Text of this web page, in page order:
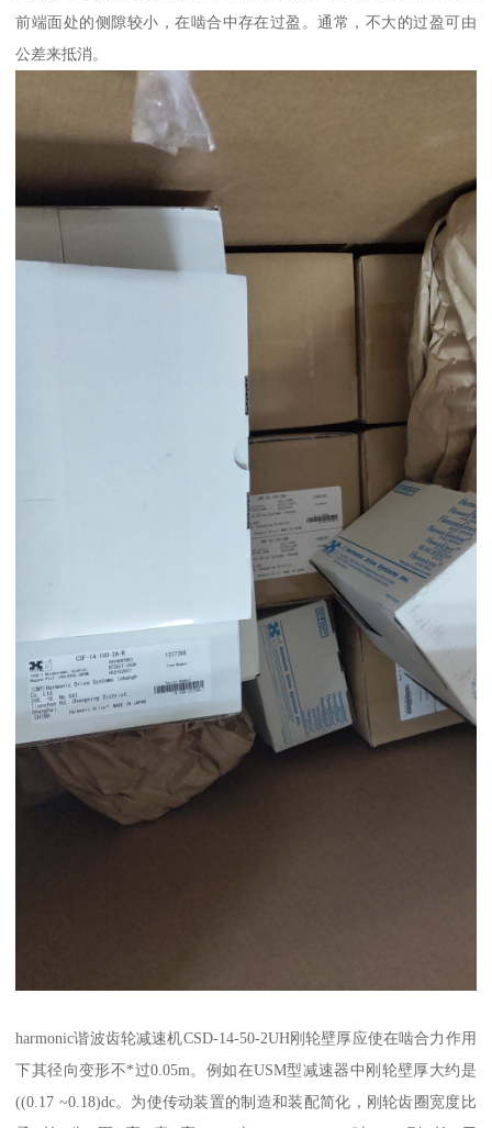
前端面处的侧隙较小，在啮合中存在过盈。通常，不大的过盈可由
公差来抵消。
harmonic谐波齿轮减速机CSD-14-50-2UH刚轮壁厚应使在啮合力作用
下其径向变形不*过0.05m。例如在USM型减速器中刚轮壁厚大约是
((0.17 ~0.18)dc。为使传动装置的制造和装配简化，刚轮齿圈宽度比